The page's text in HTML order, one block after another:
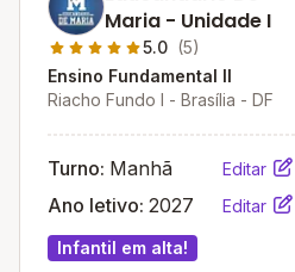
Maria - Unidade I
5.0 (5)
Ensino Fundamental II
Riacho Fundo I - Brasília - DF
Turno: Manhã Editar
Ano letivo: 2027 Editar
Infantil em alta!